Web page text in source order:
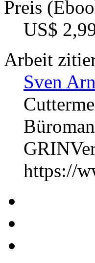
Preis
US$
Arbeit
Sven
https://